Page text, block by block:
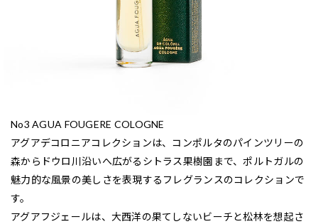
No3 AGUA FOUGERE COLOGNE
アグアデコロニアコレクションは、コンポルタのパインツリーの
森からドウロ川沿いへ広がるシトラス果樹園まで、ポルトガルの
魅力的な風景の美しさを表現するフレグランスのコレクションで
す。
アグアフジェールは、大西洋の果てしないビーチと松林を想起さ